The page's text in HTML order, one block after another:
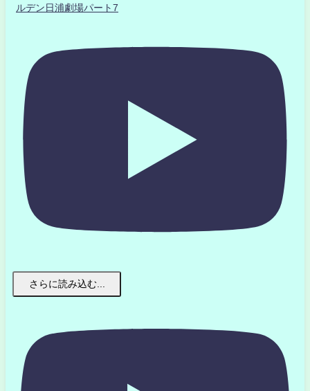
ルデン日浦劇場パート7
さらに読み込む...